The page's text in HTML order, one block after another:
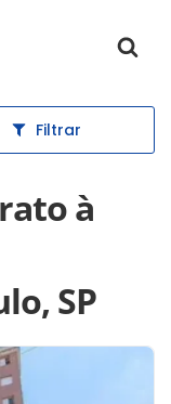
Filtrar
à
SP